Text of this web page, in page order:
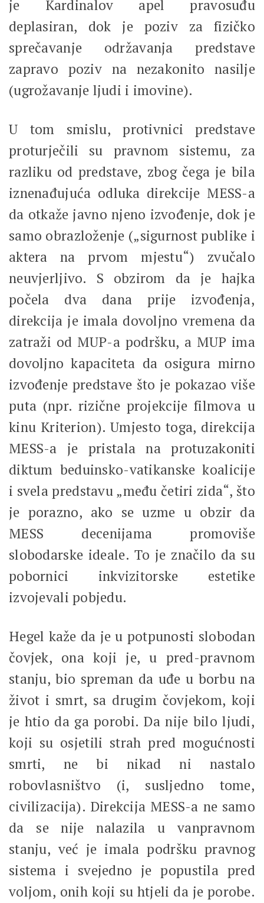
je Kardinalov apel pravosuđu
deplasiran, dok je poziv za fizičko
sprečavanje održavanja predstave
zapravo poziv na nezakonito nasilje
(ugrožavanje ljudi i imovine).
U tom smislu, protivnici predstave
proturječili su pravnom sistemu, za
razliku od predstave, zbog čega je bila
iznenađujuća odluka direkcije MESS-a
da otkaže javno njeno izvođenje, dok je
samo obrazloženje („sigurnost publike i
aktera na prvom mjestu“) zvučalo
neuvjerljivo. S obzirom da je hajka
počela dva dana prije izvođenja,
direkcija je imala dovoljno vremena da
zatraži od MUP-a podršku, a MUP ima
dovoljno kapaciteta da osigura mirno
izvođenje predstave što je pokazao više
puta (npr. rizične projekcije filmova u
kinu Kriterion). Umjesto toga, direkcija
MESS-a je pristala na protuzakoniti
diktum beduinsko-vatikanske koalicije
i svela predstavu „među četiri zida“, što
je porazno, ako se uzme u obzir da
MESS decenijama promoviše
slobodarske ideale. To je značilo da su
pobornici inkvizitorske estetike
izvojevali pobjedu.
Hegel kaže da je u potpunosti slobodan
čovjek, ona koji je, u pred-pravnom
stanju, bio spreman da uđe u borbu na
život i smrt, sa drugim čovjekom, koji
je htio da ga porobi. Da nije bilo ljudi,
koji su osjetili strah pred mogućnosti
smrti, ne bi nikad ni nastalo
robovlasništvo (i, susljedno tome,
civilizacija). Direkcija MESS-a ne samo
da se nije nalazila u vanpravnom
stanju, već je imala podršku pravnog
sistema i svejedno je popustila pred
voljom, onih koji su htjeli da je porobe.